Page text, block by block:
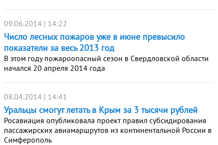
09.06.2014 | 14:22
Число лесных пожаров уже в июне превысило
показатели за весь 2013 год
В этом году пожароопасный сезон в Свердловской области
начался 20 апреля 2014 года
08.04.2014 | 14:41
Уральцы смогут летать в Крым за 3 тысячи рублей
Росавиация опубликовала проект правил субсидирования
пассажирских авиамаршрутов из континентальной России в
Симферополь